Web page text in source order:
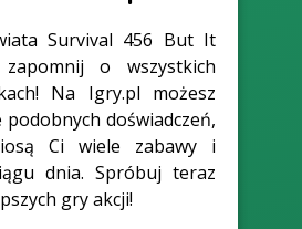
Survival 456 But It
o wszystkich
Na Igry.pl możesz
podobnych doświadczeń,
Ci wiele zabawy i
dnia. Spróbuj teraz
gry akcji!